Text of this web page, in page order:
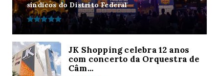
síndicos do Distrito Federal
JK Shopping celebra 12 anos
com concerto da Orquestra de
Câm...